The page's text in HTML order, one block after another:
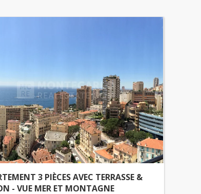
3 PIÈCES AVEC TERRASSE &
- VUE MER ET MONTAGNE